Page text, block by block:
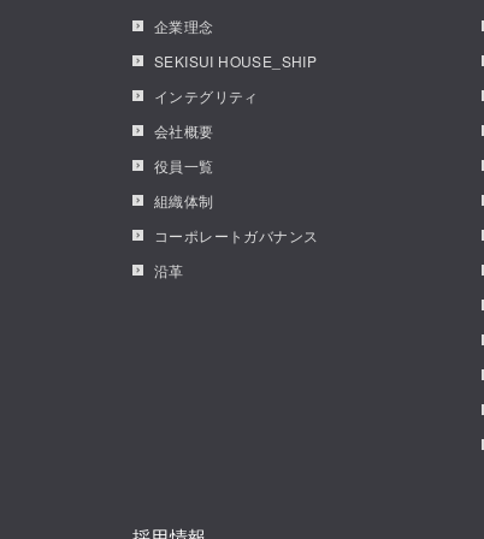
企業理念
SEKISUI HOUSE_SHIP
インテグリティ
会社概要
役員一覧
組織体制
コーポレートガバナンス
沿革